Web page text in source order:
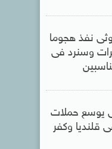
نفذ هجوما
وسنرد فى
يوسع حملات
قلنديا وكفر